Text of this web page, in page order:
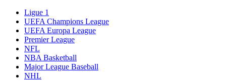
Ligue 1
UEFA Champions League
UEFA Europa League
Premier League
NFL
NBA Basketball
Major League Baseball
NHL